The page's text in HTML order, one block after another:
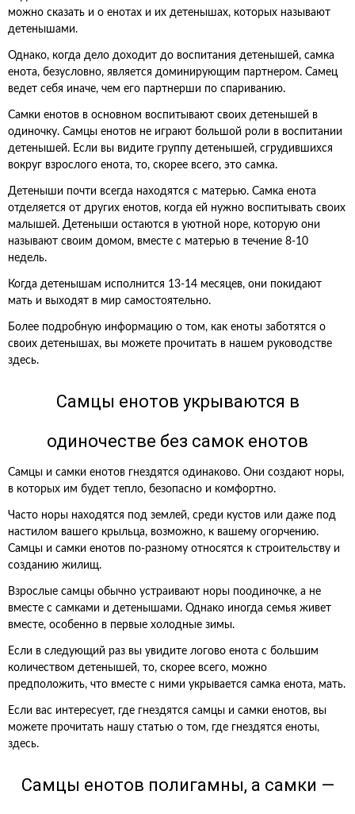
можно сказать и о енотах и их детенышах, которых называют
детенышами.
Однако, когда дело доходит до воспитания детенышей, самка
енота, безусловно, является доминирующим партнером. Самец
ведет себя иначе, чем его партнерши по спариванию.
Самки енотов в основном воспитывают своих детенышей в
одиночку. Самцы енотов не играют большой роли в воспитании
детенышей. Если вы видите группу детенышей, сгрудившихся
вокруг взрослого енота, то, скорее всего, это самка.
Детеныши почти всегда находятся с матерью. Самка енота
отделяется от других енотов, когда ей нужно воспитывать своих
малышей. Детеныши остаются в уютной норе, которую они
называют своим домом, вместе с матерью в течение 8-10
недель.
Когда детенышам исполнится 13-14 месяцев, они покидают
мать и выходят в мир самостоятельно.
Более подробную информацию о том, как еноты заботятся о
своих детенышах, вы можете прочитать в нашем руководстве
здесь.
Самцы енотов укрываются в
одиночестве без самок енотов
Самцы и самки енотов гнездятся одинаково. Они создают норы,
в которых им будет тепло, безопасно и комфортно.
Часто норы находятся под землей, среди кустов или даже под
настилом вашего крыльца, возможно, к вашему огорчению.
Самцы и самки енотов по-разному относятся к строительству и
созданию жилищ.
Взрослые самцы обычно устраивают норы поодиночке, а не
вместе с самками и детенышами. Однако иногда семья живет
вместе, особенно в первые холодные зимы.
Если в следующий раз вы увидите логово енота с большим
количеством детенышей, то, скорее всего, можно
предположить, что вместе с ними укрывается самка енота, мать.
Если вас интересует, где гнездятся самцы и самки енотов, вы
можете прочитать нашу статью о том, где гнездятся еноты,
здесь.
Самцы енотов полигамны, а самки —